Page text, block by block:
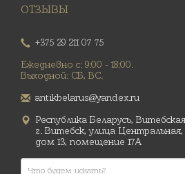
ОТЗЫВЫ
+375 29 211 07 75
Ежедневно с: 9:00 - 18:00.
Выходной: СБ, ВС.
antikbelarus@yandex.ru
Республика Беларусь,
г. Витебск, улица Центральная,
дом 13, помещение 17А